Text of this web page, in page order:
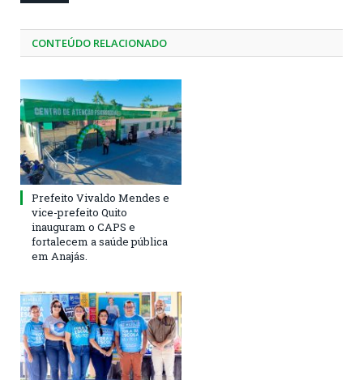
CONTEÚDO RELACIONADO
Prefeito Vivaldo Mendes e
vice-prefeito Quito
inauguram o CAPS e
fortalecem a saúde pública
em Anajás.